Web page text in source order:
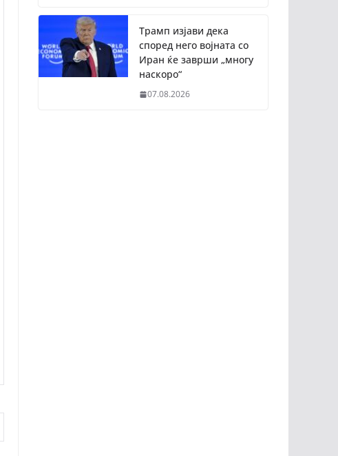
Трамп изјави дека
според него војната со
Иран ќе заврши „многу
наскоро“
07.08.2026